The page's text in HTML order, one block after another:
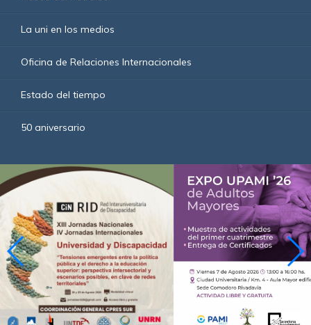
La uni en los medios
Oficina de Relaciones Internacionales
Estado del tiempo
50 aniversario